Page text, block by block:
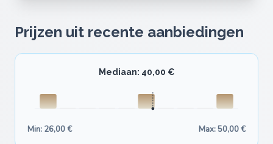
Prijzen uit recente aanbiedingen
Mediaan: 40,00 €
Min: 26,00 € Max: 50,00 €